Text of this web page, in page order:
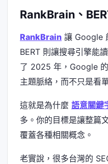
RankBrain、
RankBrain 讓 Google
BERT 則讓搜尋引擎能
了 2025 年，Google
主題脈絡，而不只是看
這就是為什麼 語意關鍵
多。你的目標是讓整篇
覆蓋各種相關概念。
老實說，很多台灣的